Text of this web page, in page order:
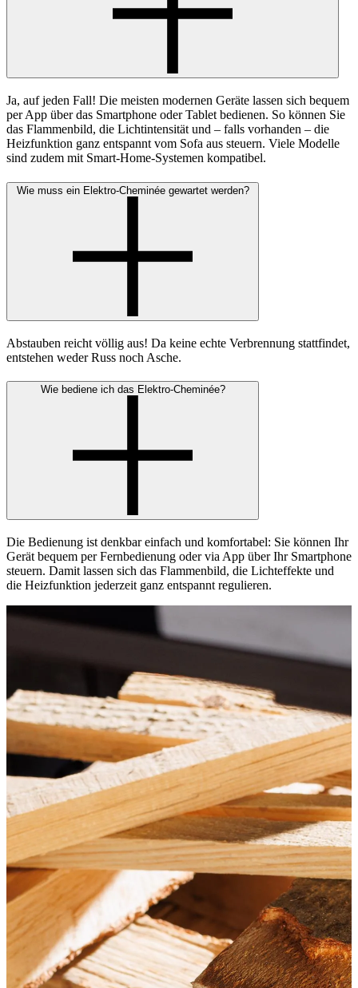
Ja, auf jeden Fall! Die meisten modernen Geräte lassen sich bequem
per App über das Smartphone oder Tablet bedienen. So können Sie
das Flammenbild, die Lichtintensität und – falls vorhanden – die
Heizfunktion ganz entspannt vom Sofa aus steuern. Viele Modelle
sind zudem mit Smart-Home-Systemen kompatibel.
Wie muss ein Elektro-Cheminée gewartet werden?
Abstauben reicht völlig aus! Da keine echte Verbrennung stattfindet,
entstehen weder Russ noch Asche.
Wie bediene ich das Elektro-Cheminée?
Die Bedienung ist denkbar einfach und komfortabel: Sie können Ihr
Gerät bequem per Fernbedienung oder via App über Ihr Smartphone
steuern. Damit lassen sich das Flammenbild, die Lichteffekte und
die Heizfunktion jederzeit ganz entspannt regulieren.